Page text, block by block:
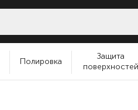
Полировка
Защита
поверхностей